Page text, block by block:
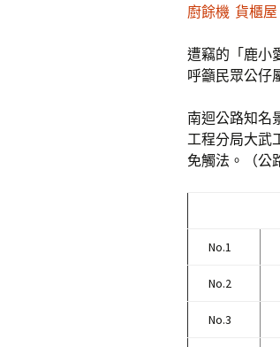
廚餘機 貨櫃屋
遭竊的「鹿小
呼籲民眾公仔
南迴公路知名
工程分局大武
免觸法。（公
No.1
No.2
No.3